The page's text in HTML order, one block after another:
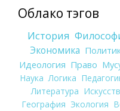
Облако тэгов
История
Экономика
Идеология Право
Наука Логика
Литература
География Экология